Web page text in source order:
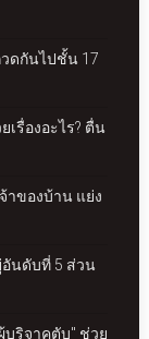
วดกันไปชั้น 17
รื่องอะไร? ตื่น
าของบ้าน แย่ง
อันดับที่ 5 ส่วน
บริจาคตับ" ช่วย